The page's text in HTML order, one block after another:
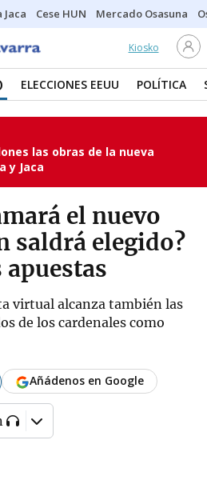
Cese HUN Mercado Osasuna
Kiosko
ELECCIONES EEUU POLÍTICA
las obras de la nueva
y Jaca
el nuevo
saldrá elegido?
virtual alcanza también las
de los cardenales como
Añádenos en Google